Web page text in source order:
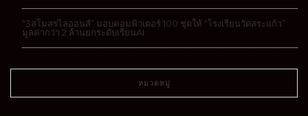
“3สโมสรไลออนส์” มอบคอมพิวเตอร์ 100 ชุดให้ “โรงเรียนวัดสระแก้ว”
มูลค่ากว่า 2 ล้านยกระดับเรียนAI
หมวดหมู่